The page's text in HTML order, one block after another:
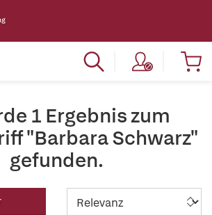
1 Ergebnis zum
"Barbara Schwarz"
gefunden.